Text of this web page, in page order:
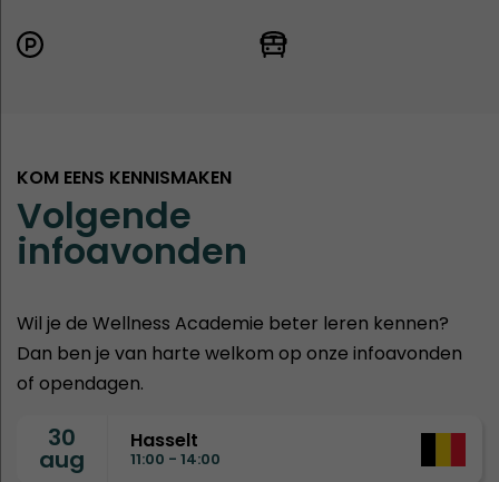
KOM EENS KENNISMAKEN
Volgende
infoavonden
Wil je de Wellness Academie beter leren kennen?
Dan ben je van harte welkom op onze infoavonden
of opendagen.
30
aug
Hasselt
11:00 - 14:00